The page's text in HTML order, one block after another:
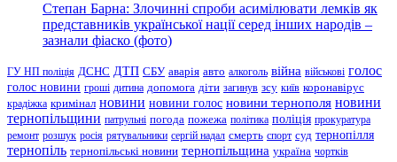
Степан Барна: Злочинні спроби асимілювати лемків як
представників української нації серед інших народів –
зазнали фіаско (фото)
ГУ НП поліція ДСНС ДТП СБУ аварія авто алкоголь війна військові голос
голос новини гроші дитина допомога діти загинув зсу київ коронавірус
крадіжка кримінал новини новини голос новини тернополя новини
тернопільщини патрульні погода пожежа політика поліція прокуратура
ремонт розшук росія рятувальники сергій надал смерть спорт суд тернопілля
тернопіль тернопільські новини тернопільщина україна чортків